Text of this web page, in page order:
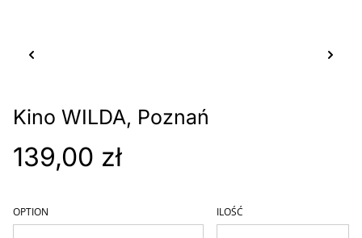
Kino WILDA, Poznań
139,00 zł
OPTION ILOŚĆ